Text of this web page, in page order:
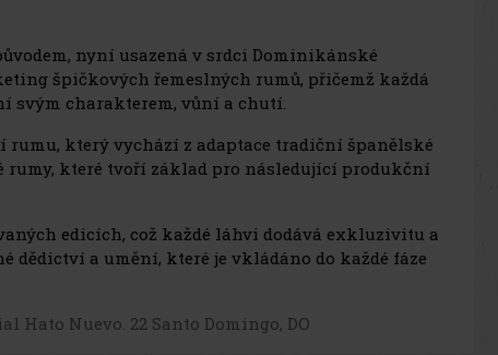
nyní usazená v srdci Dominikánské
špičkových řemeslných rumů, přičemž každá
svým charakterem, vůní a chutí.
který vychází z adaptace tradiční španělské
rumy, které tvoří základ pro následující produkční
edicích, což každé láhvi dodává exkluzivitu a
dědictví a umění, které je vkládáno do každé fáze
Hato Nuevo. 22 Santo Domingo, DO